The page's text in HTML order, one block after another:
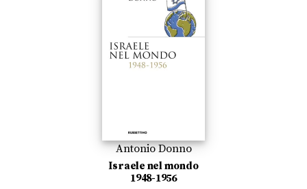
Antonio Donno
Israele nel mondo
1948-1956